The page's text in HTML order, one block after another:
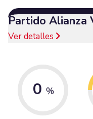
Partido Alianza
Ver detalles
0 %